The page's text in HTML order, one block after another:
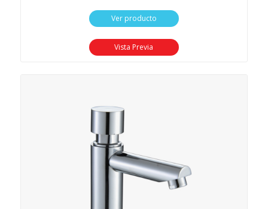
Ver producto
Vista Previa